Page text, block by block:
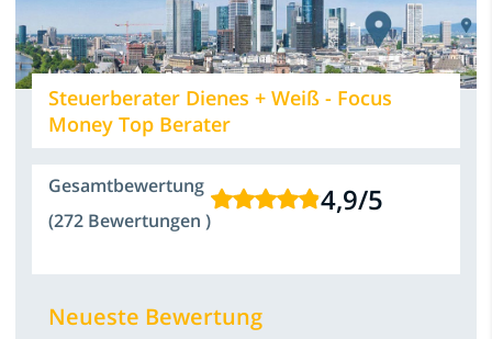
Steuerberater Dienes + Weiß - Focus
Money Top Berater
Gesamtbewertung
(272 Bewertungen )
4,9/5
Neueste Bewertung